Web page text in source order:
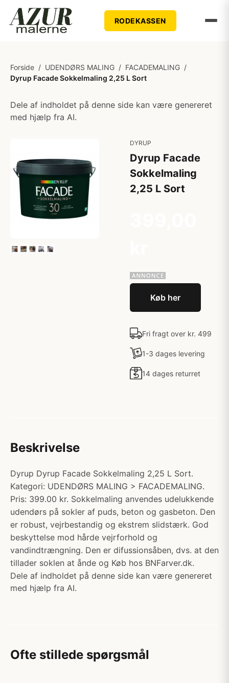
RODEKASSEN
Forside / UDENDØRS MALING / FACADEMALING /
Dyrup Facade Sokkelmaling 2,25 L Sort
Dele af indholdet på denne side kan være genereret
med hjælp fra AI.
DYRUP
Dyrup Facade
Sokkelmaling
2,25 L Sort
Køb her
Fri fragt over kr. 499
1-3 dages levering
14 dages returret
Beskrivelse
Dyrup Dyrup Facade Sokkelmaling 2,25 L Sort.
Kategori: UDENDØRS MALING > FACADEMALING.
Pris: 399.00 kr. Sokkelmaling anvendes udelukkende
udendørs på sokler af puds, beton og gasbeton. Den
er robust, vejrbestandig og ekstrem slidstærk. God
beskyttelse mod hårde vejrforhold og
vandindtrængning. Den er difussionsåben, dvs. at den
tillader soklen at ånde og Køb hos BNFarver.dk.
Dele af indholdet på denne side kan være genereret
med hjælp fra AI.
Ofte stillede spørgsmål